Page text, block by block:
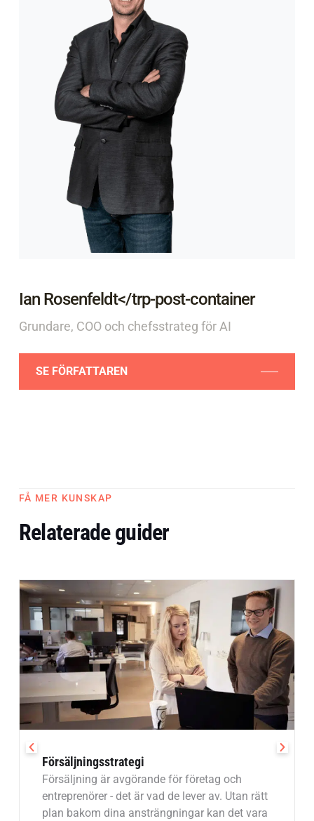
Ian Rosenfeldt</trp-post-container
Grundare, COO och chefsstrateg för AI
SE FÖRFATTAREN
FÅ MER KUNSKAP
Relaterade guider
Försäljningsstrategi
Försäljning är avgörande för företag och
entreprenörer - det är vad de lever av. Utan rätt
plan bakom dina ansträngningar kan det vara